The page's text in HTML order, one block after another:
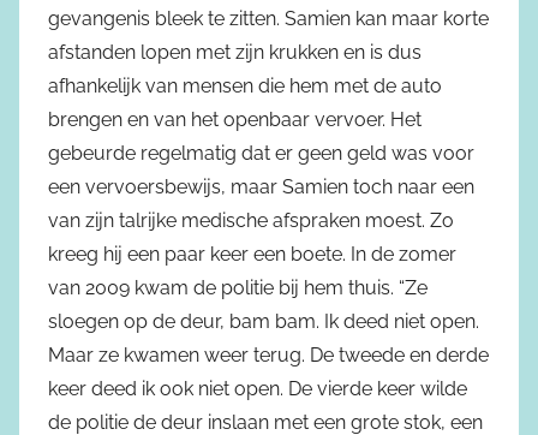
gevangenis bleek te zitten. Samien kan maar korte
afstanden lopen met zijn krukken en is dus
afhankelijk van mensen die hem met de auto
brengen en van het openbaar vervoer. Het
gebeurde regelmatig dat er geen geld was voor
een vervoersbewijs, maar Samien toch naar een
van zijn talrijke medische afspraken moest. Zo
kreeg hij een paar keer een boete. In de zomer
van 2009 kwam de politie bij hem thuis. “Ze
sloegen op de deur, bam bam. Ik deed niet open.
Maar ze kwamen weer terug. De tweede en derde
keer deed ik ook niet open. De vierde keer wilde
de politie de deur inslaan met een grote stok, een